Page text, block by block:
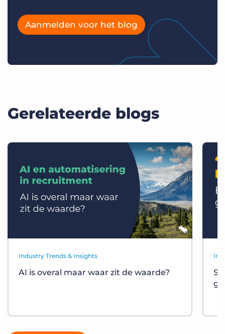
Aanmelden voor het blog
Gerelateerde blogs
Industry Trends & Insights
AI is overal maar waar zit de waarde?